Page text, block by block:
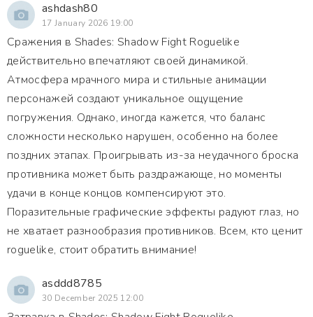
ashdash80
17 January 2026 19:00
Сражения в Shades: Shadow Fight Roguelike
действительно впечатляют своей динамикой.
Атмосфера мрачного мира и стильные анимации
персонажей создают уникальное ощущение
погружения. Однако, иногда кажется, что баланс
сложности несколько нарушен, особенно на более
поздних этапах. Проигрывать из-за неудачного броска
противника может быть раздражающе, но моменты
удачи в конце концов компенсируют это.
Поразительные графические эффекты радуют глаз, но
не хватает разнообразия противников. Всем, кто ценит
roguelike, стоит обратить внимание!
asddd8785
30 December 2025 12:00